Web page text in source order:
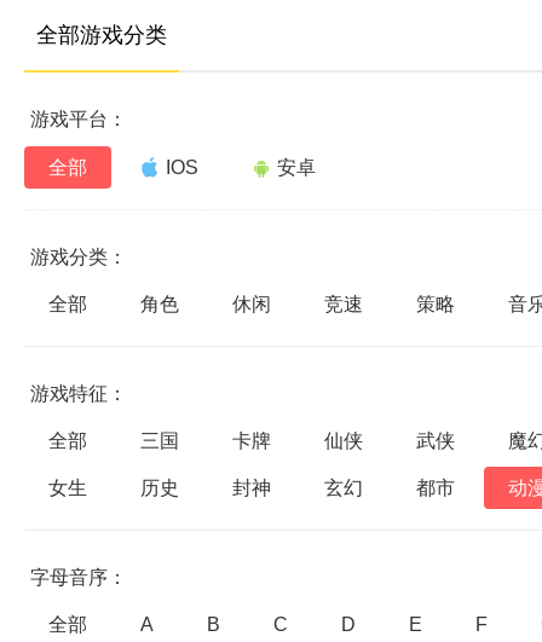
全部游戏分类
游戏平台：
全部 IOS 安卓
游戏分类：
全部 角色 休闲 竞速 策略 音
游戏特征：
全部 三国 卡牌 仙侠 武侠 魔
女生 历史 封神 玄幻 都市 动
字母音序：
全部 A B C D E F